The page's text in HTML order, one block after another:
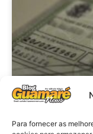
Para fornecer as